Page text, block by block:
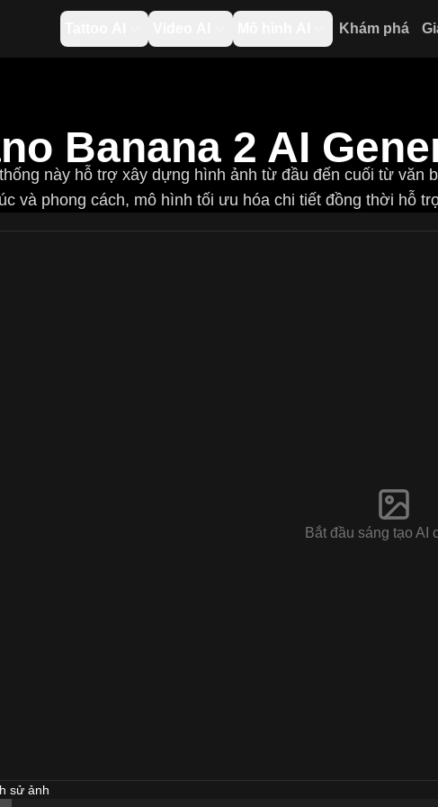
Khám phá
Banana 2 AI
này hỗ trợ xây dựng hình ảnh từ đầu đến cuối từ văn
và phong cách, mô hình tối ưu hóa chi tiết đồng thời hỗ
Bắt đầu sáng tạo AI
sử ảnh